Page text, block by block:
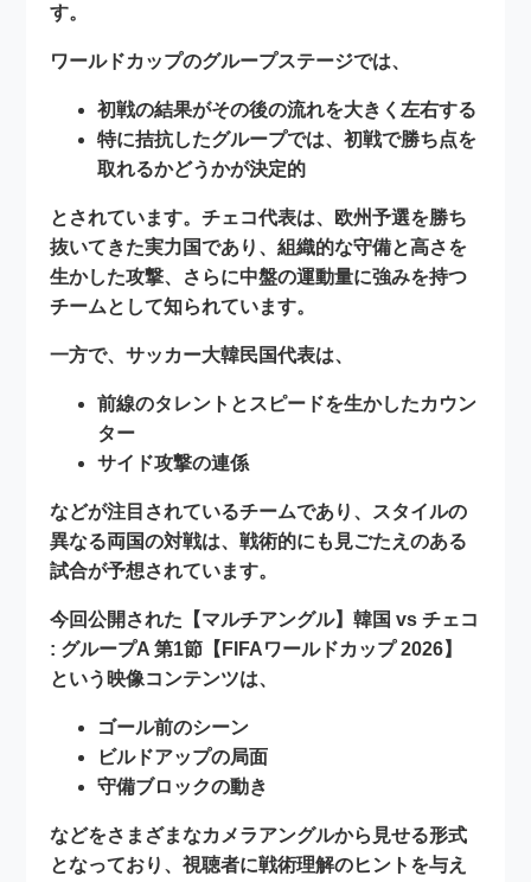
す。
ワールドカップのグループステージでは、
初戦の結果がその後の流れを大きく左右する
特に拮抗したグループでは、初戦で勝ち点を
取れるかどうかが決定的
とされています。チェコ代表は、欧州予選を勝ち
抜いてきた実力国であり、組織的な守備と高さを
生かした攻撃、さらに中盤の運動量に強みを持つ
チームとして知られています。
一方で、サッカー大韓民国代表は、
前線のタレントとスピードを生かしたカウン
ター
サイド攻撃の連係
などが注目されているチームであり、スタイルの
異なる両国の対戦は、戦術的にも見ごたえのある
試合が予想されています。
今回公開された 【マルチアングル】韓国 vs チェコ
: グループA 第1節【FIFAワールドカップ 2026】
という映像コンテンツは、
ゴール前のシーン
ビルドアップの局面
守備ブロックの動き
などをさまざまなカメラアングルから見せる形式
となっており、視聴者に戦術理解のヒントを与え